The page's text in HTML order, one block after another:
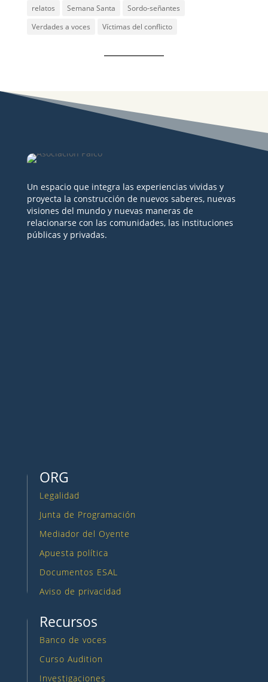
relatos
Semana Santa
Sordo-señantes
Verdades a voces
Víctimas del conflicto
Un espacio que integra las experiencias vividas y
proyecta la construcción de nuevos saberes, nuevas
visiones del mundo y nuevas maneras de
relacionarse con las comunidades, las instituciones
públicas y privadas.
ORG
Legalidad
Junta de Programación
Mediador del Oyente
Apuesta política
Documentos ESAL
Aviso de privacidad
Recursos
Banco de voces
Curso Audition
Investigaciones